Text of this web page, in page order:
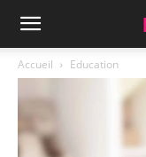
Accueil Education